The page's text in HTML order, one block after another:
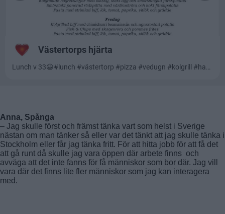
Anna, Spånga
– Jag skulle först och främst tänka vart som helst i Sverige
nästan om man tänker så eller var det tänkt att jag skulle tänka i
Stockholm eller får jag tänka fritt. För att hitta jobb för att få det
att gå runt då skulle jag vara öppen där arbete finns och
avväga att det inte fanns för få människor som bor där. Jag vill
vara där det finns lite fler människor som jag kan interagera
med.